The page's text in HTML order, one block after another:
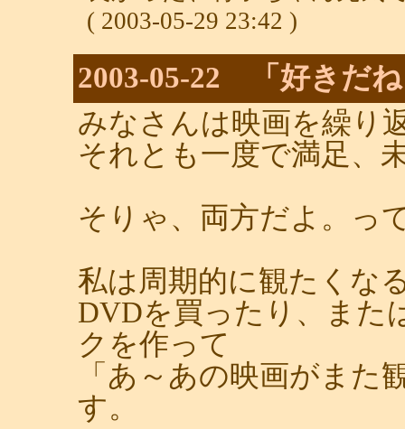
( 2003-05-29 23:42 )
2003-05-22 「好きだ
みなさんは映画を繰り
それとも一度で満足、
そりゃ、両方だよ。っ
私は周期的に観たくな
DVDを買ったり、また
クを作って
「あ～あの映画がまた
す。